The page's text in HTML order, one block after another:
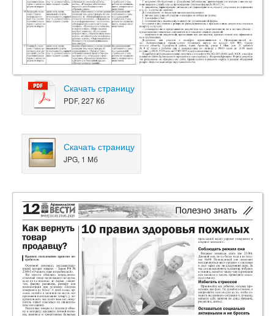
Скачать страницу
PDF, 227 Кб
Скачать страницу
JPG, 1 Мб